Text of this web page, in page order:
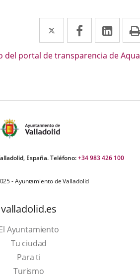
Twitter
Enlace
a
una
Facebook
Enlace
a
una
a
una
del portal de transparencia de
España. Teléfono:+34 983 426 100
- Ayuntamiento de Valladolid
valladolid.es
Ayuntamiento
Tu ciudad
Para ti
TurismoThis